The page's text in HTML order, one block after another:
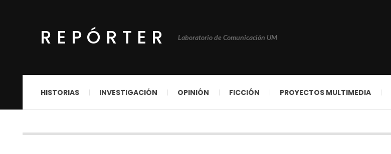
REPÓRTER Laboratorio de Comunicación UM
HISTORIAS INVESTIGACIÓN OPINIÓN FICCIÓN PROYECTOS MULTIMEDIA